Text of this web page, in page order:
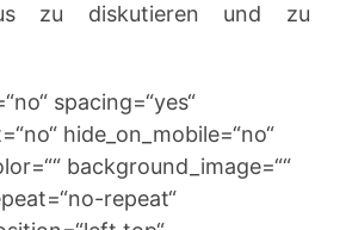
zu diskutieren und zu
spacing=“yes“
hide_on_mobile=“no“
background_image=““
repeat“